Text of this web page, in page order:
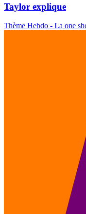
Taylor explique
Thème Hebdo - La one